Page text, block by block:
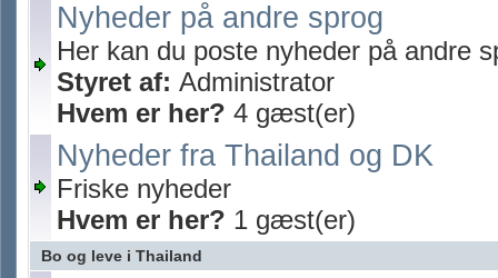
Nyheder på andre sprog
Her kan du poste nyheder på andre
Styret af: Administrator
Hvem er her? 4 gæst(er)
Nyheder fra Thailand og DK
Friske nyheder
Hvem er her? 1 gæst(er)
Bo og leve i Thailand